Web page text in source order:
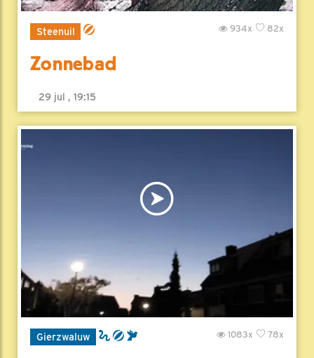
Steenuil 82x
934x
Zonnebad
29 jul , 19:15
Gierzwaluw 78x
1083x